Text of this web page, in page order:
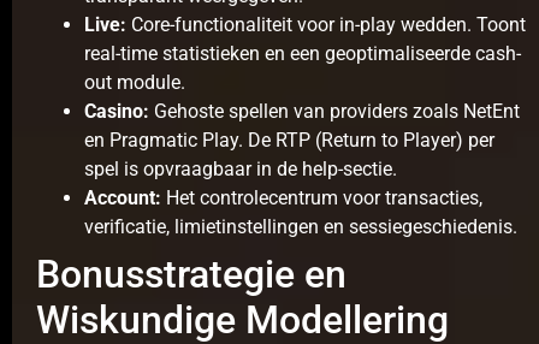
Live: Core-functionaliteit voor in-play wedden. Toont
real-time statistieken en een geoptimaliseerde cash-
out module.
Casino: Gehoste spellen van providers zoals NetEnt
en Pragmatic Play. De RTP (Return to Player) per
spel is opvraagbaar in de help-sectie.
Account: Het controlecentrum voor transacties,
verificatie, limietinstellingen en sessiegeschiedenis.
Bonusstrategie en
Wiskundige Modellering